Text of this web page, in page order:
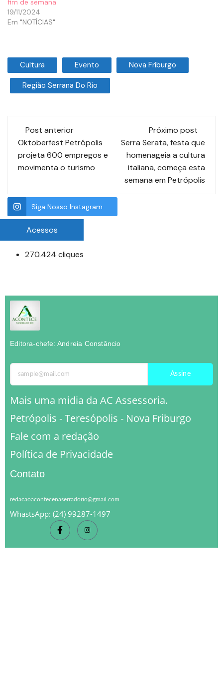
19/11/2024
Em "NOTÍCIAS"
Cultura Evento Nova Friburgo
Região Serrana Do Rio
Post anterior
Oktoberfest Petrópolis
projeta 600 empregos e
movimenta o turismo
Próximo post
Serra Serata, festa que
homenageia a cultura
italiana, começa esta
semana em Petrópolis
Siga Nosso Instagram
Acessos
270.424 cliques
Editora-chefe: Andreia Constâncio
Assine
Mais uma midia da AC Assessoria.
Petrópolis - Teresópolis - Nova Friburgo
Fale com a redação
Política de Privacidade
Contato
redacaoacontecenaserradorio@gmail.com
WhastsApp: (24) 99287-1497